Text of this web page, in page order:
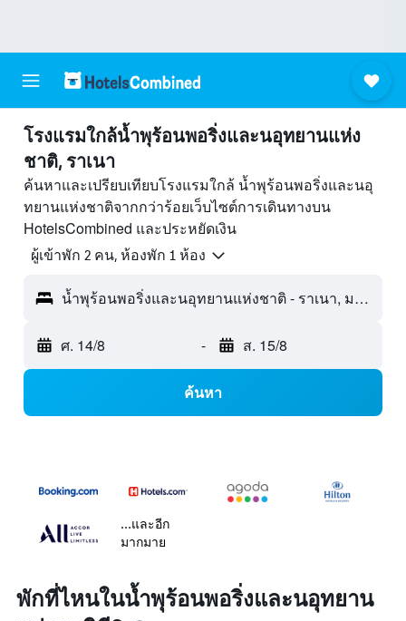
โรงแรมใกล้น้ำพุร้อนพอริ่งและนอุทยานแห่ง
ชาติ, ราเนา
ค้นหาและเปรียบเทียบโรงแรมใกล้ น้ำพุร้อนพอริ่งและนอุ
ทยานแห่งชาติจากกว่าร้อยเว็บไซต์การเดินทางบน
HotelsCombined และประหยัดเงิน
ผู้เข้าพัก 2 คน, ห้องพัก 1 ห้อง
น้ำพุร้อนพอริ่งและนอุทยานแห่งชาติ - ราเนา, มาเลเซีย
ศ. 14/8 - ส. 15/8
ค้นหา
...และอีก
มากมาย
พักที่ไหนในน้ำพุร้อนพอริ่งและนอุทยาน